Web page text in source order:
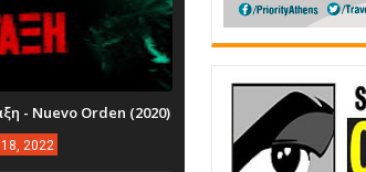
- Nuevo Orden (2020)
18, 2022